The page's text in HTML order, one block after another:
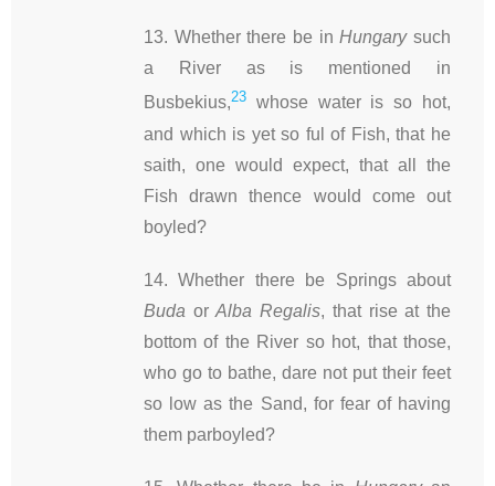
13. Whether there be inHungarysuch
a River as is mentioned in
Busbekius,23 whose water is so hot,
and which is yet so ful of Fish, that he
saith, one would expect, that all the
Fish drawn thence would come out
boyled?
14. Whether there be Springs about
Buda orAlba Regalis, that rise at the
bottom of the River so hot, that those,
who go to bathe, dare not put their feet
so low as the Sand, for fear of having
them parboyled?